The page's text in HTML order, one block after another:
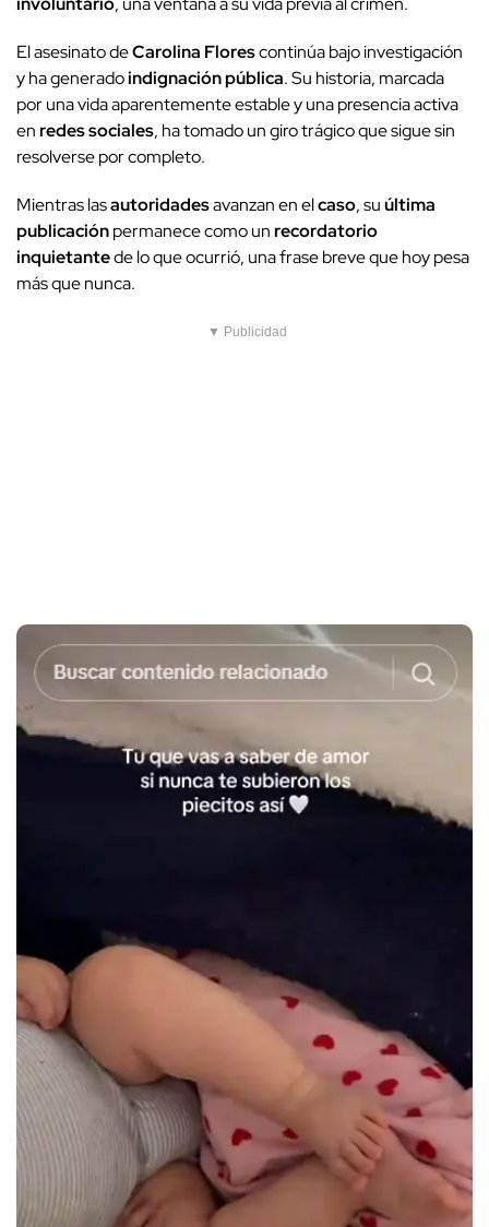
El asesinato deCarolina Florescontinúa bajo investigación
y ha generadoindignación pública. Su historia, marcada
por una vida aparentemente estable y una presencia activa
enredes sociales, ha tomado un giro trágico que sigue sin
resolverse por completo.
Mientras lasautoridadesavanzan en elcaso, suúltima
publicaciónpermanece como unrecordatorio
inquietantede lo que ocurrió, una frase breve que hoy pesa
más que nunca.
▼ Publicidad